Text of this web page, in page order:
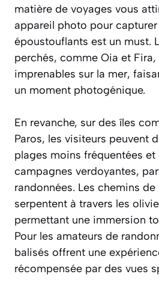
matière de voyages vous
appareil photo pour
époustouflants est un must.
perchés, comme Oia et
imprenables sur la mer,
un moment photogénique.
En revanche, sur des îles
Paros, les visiteurs peuvent
plages moins fréquentées
campagnes verdoyantes,
randonnées. Les chemins
serpentent à travers les
permettant une immersion
Pour les amateurs de
balisés offrent une
récompensée par des vues